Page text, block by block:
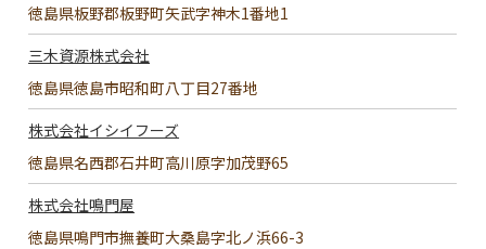
徳島県板野郡板野町矢武字神木1番地1
三木資源株式会社
徳島県徳島市昭和町八丁目27番地
株式会社イシイフーズ
徳島県名西郡石井町高川原字加茂野65
株式会社鳴門屋
徳島県鳴門市撫養町大桑島字北ノ浜66-3